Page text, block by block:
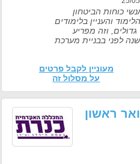
כוחות הביטחון
והעניין בלימודים
וזה מפריע
לפני בבניית מערכת
מעוניין לקבל פרטים
על מסלול זה
ראשון